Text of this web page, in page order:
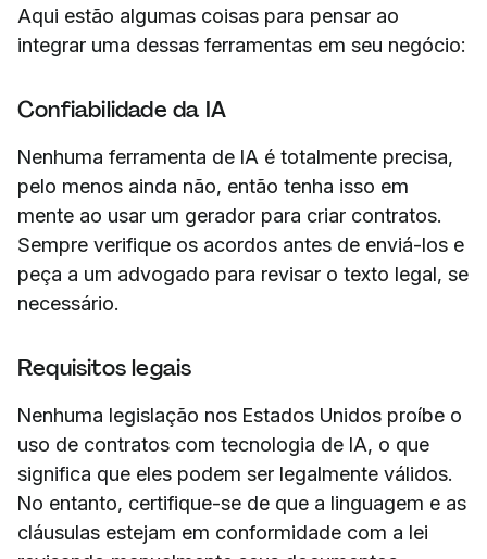
Aqui estão algumas coisas para pensar ao
integrar uma dessas ferramentas em seu negócio:
Confiabilidade da IA
Nenhuma ferramenta de IA é totalmente precisa,
pelo menos ainda não, então tenha isso em
mente ao usar um gerador para criar contratos.
Sempre verifique os acordos antes de enviá-los e
peça a um advogado para revisar o texto legal, se
necessário.
Requisitos legais
Nenhuma legislação nos Estados Unidos proíbe o
uso de contratos com tecnologia de IA, o que
significa que eles podem ser legalmente válidos.
No entanto, certifique-se de que a linguagem e as
cláusulas estejam em conformidade com a lei